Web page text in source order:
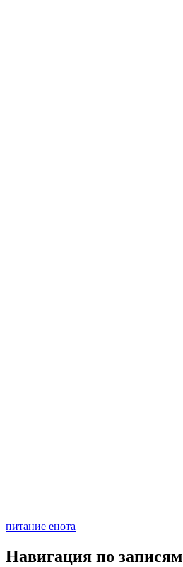
питание енота
Навигация по записям